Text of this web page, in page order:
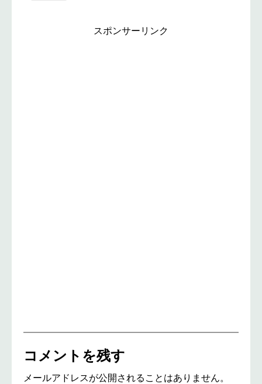
スポンサーリンク
コメントを残す
メールアドレスが公開されることはありません。